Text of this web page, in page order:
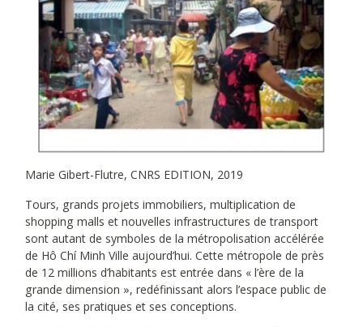
Marie Gibert-Flutre, CNRS EDITION, 2019
Tours, grands projets immobiliers, multiplication de
shopping malls et nouvelles infrastructures de transport
sont autant de symboles de la métropolisation accélérée
de Hô Chí Minh Ville aujourd’hui. Cette métropole de près
de 12 millions d’habitants est entrée dans « l’ère de la
grande dimension », redéfinissant alors l’espace public de
la cité, ses pratiques et ses conceptions.